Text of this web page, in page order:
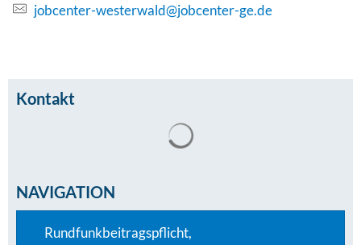
jobcenter-westerwald@jobcenter-ge.de
Kontakt
NAVIGATION
Rundfunkbeitragspflicht,